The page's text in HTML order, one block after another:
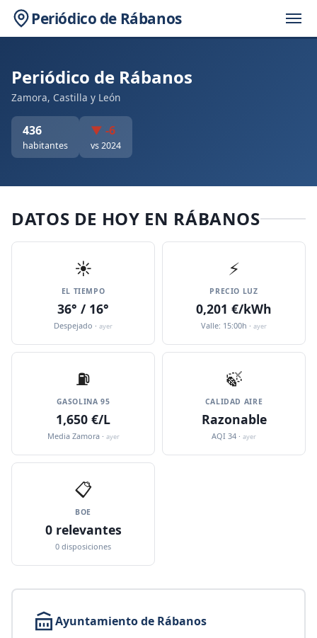
Periódico de Rábanos
Periódico de Rábanos
Zamora, Castilla y León
436
habitantes
▼ -6
vs 2024
DATOS DE HOY EN RÁBANOS
☀️
EL TIEMPO
36° / 16°
Despejado · ayer
⚡
PRECIO LUZ
0,201 €/kWh
Valle: 15:00h · ayer
⛽️
GASOLINA 95
1,650 €/L
Media Zamora · ayer
🍃
CALIDAD AIRE
Razonable
AQI 34 · ayer
📋
BOE
0 relevantes
0 disposiciones
Ayuntamiento de Rábanos